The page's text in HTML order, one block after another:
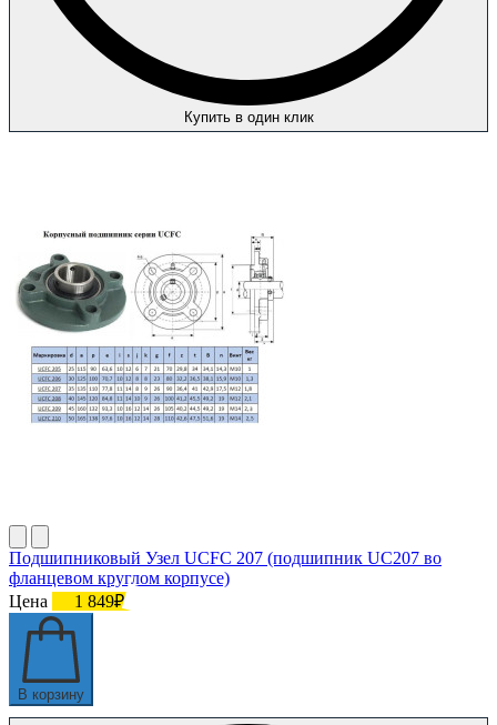
Купить в один клик
Подшипниковый Узел UCFC 207 (подшипник UC207 во
фланцевом круглом корпусе)
Цена
1 849₽
В корзину